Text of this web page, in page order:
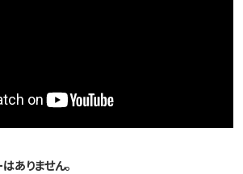
ありません。